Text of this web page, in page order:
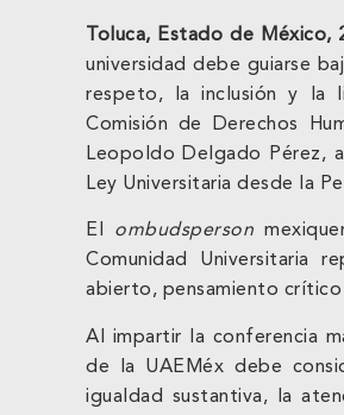
Toluca, Estado de
universidad debe guiarse
respeto, la inclusión y la
Comisión de Derechos
Leopoldo Delgado Pérez,
Ley Universitaria desde la
El ombudsperson
Comunidad Universitaria
abierto, pensamiento
Al impartir la conferencia
de la UAEMéx debe
igualdad sustantiva, la